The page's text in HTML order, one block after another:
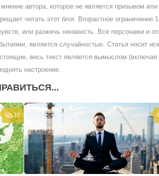
автора, которое не является призывом
читать этот блог. Возрастное ограничение
или разжечь ненависть. Все персонажи
является случайностью. Статья носит
весь текст является вымыслом
настроение.
30